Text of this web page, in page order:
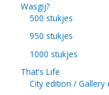
Wasgij?
500 stukjes
950 stukjes
1000 stukjes
That's Life
City edition / Gallery